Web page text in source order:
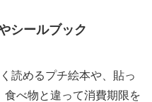
シールブック
読めるプチ絵本や、貼っ
べ物と違って消費期限を